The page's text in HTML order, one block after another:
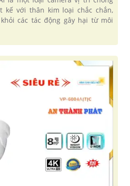
kế với thân kim loại chắc chắn,
các tác động gây hại từ môi